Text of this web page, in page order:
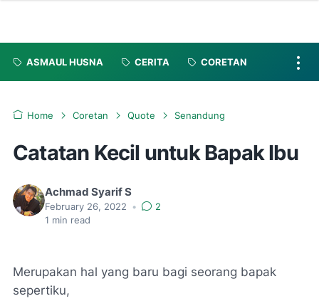
ASMAUL HUSNA CERITA CORETAN
Home Coretan Quote Senandung
Catatan Kecil untuk Bapak Ibu
Achmad Syarif S
February 26, 2022 •
2
1 min read
Merupakan hal yang baru bagi seorang bapak
sepertiku,